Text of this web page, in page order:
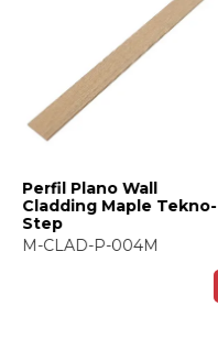
Perfil Plano Wall
Cladding Maple Tekno-
Step
M-CLAD-P-004M